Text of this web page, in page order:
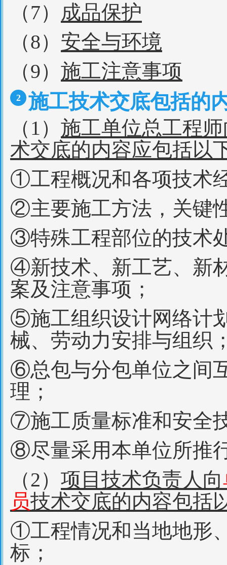
（7） 成品保护
（8） 安全与环境
（9） 施工注意事项
2
施工技术交底包括的
（1） 施工单位总工程
术交底的内容应包括以
①工程概况和各项技术
②主要施工方法，关键
③特殊工程部位的技术
④新技术、新工艺、新
案及注意事项；
⑤施工组织设计网络计
械、劳动力安排与组织
⑥总包与分包单位之间
理；
⑦施工质量标准和安全
⑧尽量采用本单位所推
（2） 项目技术负责人向
员技术交底的内容包括
①工程情况和当地地形
标；